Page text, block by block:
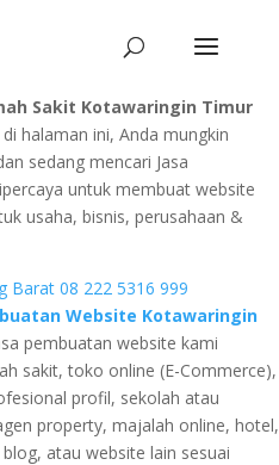
Sakit Kotawaringin Timur
halaman ini, Anda mungkin
sedang mencari Jasa
untuk membuat website
usaha, bisnis, perusahaan &
Website Kotawaringin
pembuatan website kami
sakit, toko online (E-Commerce),
profil, sekolah atau
property, majalah online, hotel,
atau website lain sesuai